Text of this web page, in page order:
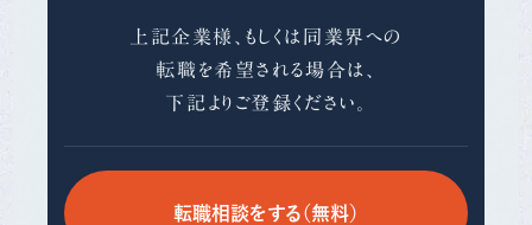
上記企業様、もしくは同業界への
転職を希望される場合は、
下記よりご登録ください。
転職相談をする（無料）